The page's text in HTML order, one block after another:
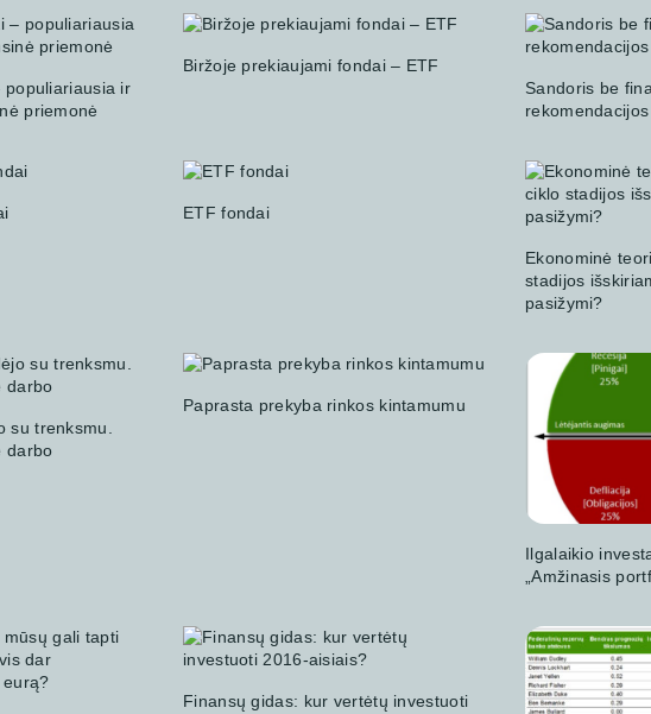
populiariausia ir
priemonė
Biržoje prekiaujami fondai – ETF
Sandoris be
rekomendacijos
ETF fondai
Ekonominė
stadijos
pasižymi?
su trenksmu.
darbo
Paprasta prekyba rinkos kintamumu
Ilgalaikio
„Amžinasis
Finansų gidas: kur vertėtų investuoti